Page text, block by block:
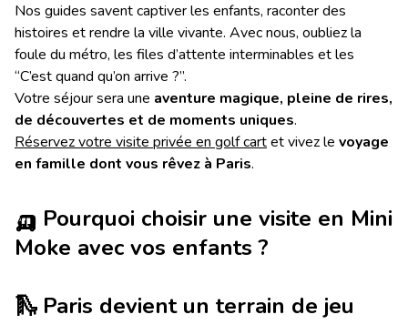
Nos guides savent captiver les enfants, raconter des
histoires et rendre la ville vivante. Avec nous, oubliez la
foule du métro, les files d’attente interminables et les
“C’est quand qu’on arrive ?”.
Votre séjour sera une aventure magique, pleine de rires,
de découvertes et de moments uniques.
Réservez votre visite privée en golf cartet vivez le voyage
en famille dont vous rêvez à Paris.
🛺 Pourquoi choisir une visite en Mini
Moke avec vos enfants ?
🛝 Paris devient un terrain de jeu